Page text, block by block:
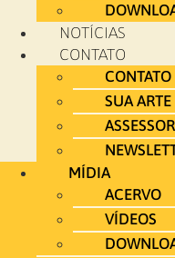
NOTÍCIAS
CONTATO
CONTATO
SUA ARTE
MÍDIA
ACERVO
VÍDEOS